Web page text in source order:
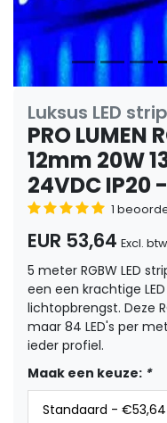
Luksus LED
PRO LUMEN
12mm 20W
24VDC IP20
1
EUR 53,64 Excl. btw
5 meter RGBW LED
een een krachtige
lichtopbrengst. Deze
maar 84 LED's per
ieder profiel.
Maak een keuze: *